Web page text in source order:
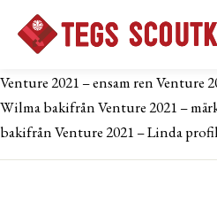
Venture 2021 – ensam ren Venture
Wilma bakifrån Venture 2021 –
bakifrån Venture 2021 – Linda